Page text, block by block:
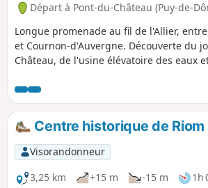
Départ à Pont-du-Château (Puy-de-
Longue promenade au fil de l'Allier,
et Cournon-d'Auvergne. Découverte du
Château, de l'usine élévatoire des eaux
Centre historique de Riom
Visorandonneur
3,25 km
+15 m -15 m 1h